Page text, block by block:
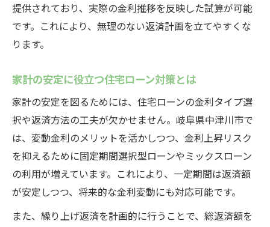
提供されており、実際の金利推移を反映した試算が可能
です。これにより、無理のない返済計画を立てやすくな
ります。
家計の安定に役立つ住宅ローン対策とは
家計の安定を図るためには、住宅ローンの金利タイプ選
択や返済方法の工夫が欠かせません。岐阜県中津川市で
は、変動金利のメリットを活かしつつ、金利上昇リスク
を抑えるために固定期間選択型ローンやミックスローン
の利用が増えています。これにより、一定期間は返済額
が安定しつつ、将来的な金利変動にも対応可能です。
また、繰り上げ返済を計画的に行うことで、総返済額を